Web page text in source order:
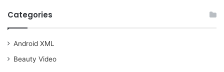
Categories
Android XML
Beauty Video